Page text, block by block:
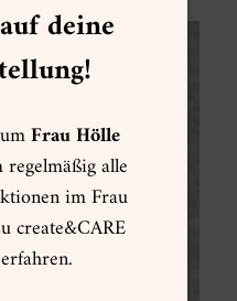
deine
Frau Hölle
alle
im Frau
create&CARE